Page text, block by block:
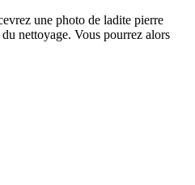
une photo de ladite pierre
nettoyage. Vous pourrez alors